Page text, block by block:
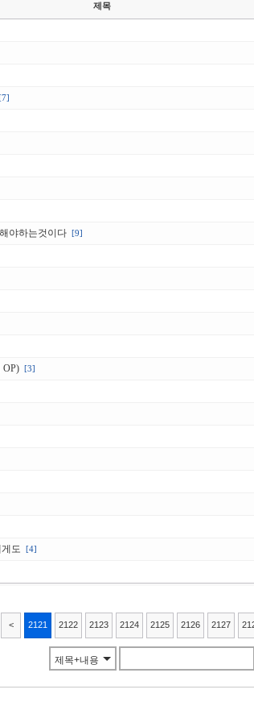
제목
야하는것이다 [9]
OP) [3]
도 [4]
< 2121 2122 2123 2124 2125 2126 2127
제목+내용